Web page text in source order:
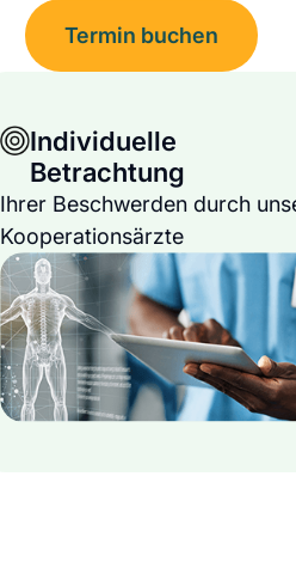
Termin buchen
Individuelle
Betrachtung
Ihrer Beschwerden durch
Kooperationsärzte